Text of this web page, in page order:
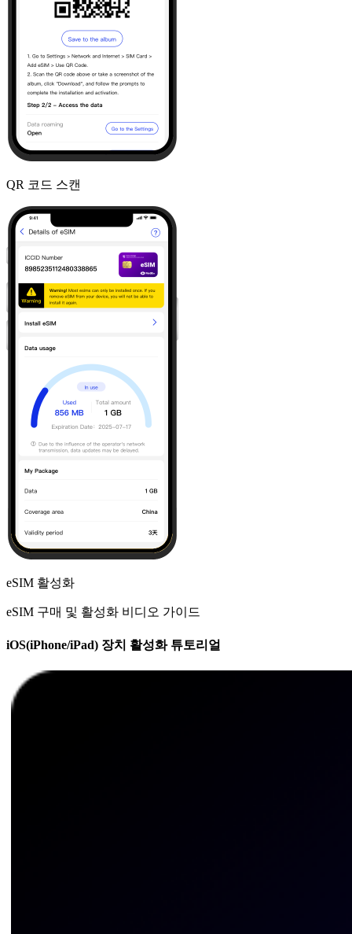
QR 코드 스캔
eSIM 활성화
eSIM 구매 및 활성화 비디오 가이드
iOS(iPhone/iPad) 장치 활성화 튜토리얼